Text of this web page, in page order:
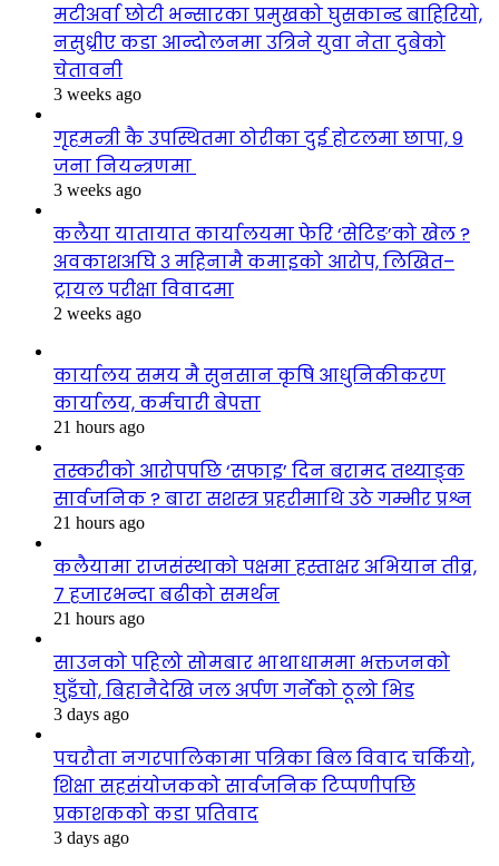
मटीअर्वा छोटी भन्सारका प्रमुखको घुसकान्ड बाहिरियो,
नसुध्रीए कडा आन्दोलनमा उत्रिने युवा नेता दुबेको
चेतावनी
3 weeks ago
गृहमन्त्री कै उपस्थितमा ठोरीका दुई होटलमा छापा, ९
जना नियन्त्रणमा
3 weeks ago
कलैया यातायात कार्यालयमा फेरि ‘सेटिङ’को खेल ?
अवकाशअघि ३ महिनामै कमाइको आरोप, लिखित–
ट्रायल परीक्षा विवादमा
2 weeks ago
कार्यालय समय मै सुनसान कृषि आधुनिकीकरण
कार्यालय, कर्मचारी बेपत्ता
21 hours ago
तस्करीको आरोपपछि ‘सफाइ’ दिन बरामद तथ्याङ्क
सार्वजनिक ? बारा सशस्त्र प्रहरीमाथि उठे गम्भीर प्रश्न
21 hours ago
कलैयामा राजसंस्थाको पक्षमा हस्ताक्षर अभियान तीव्र,
७ हजारभन्दा बढीको समर्थन
21 hours ago
साउनको पहिलो सोमबार भाथाधाममा भक्तजनको
घुइँचो, बिहानैदेखि जल अर्पण गर्नेको ठूलो भिड
3 days ago
पचरौता नगरपालिकामा पत्रिका बिल विवाद चर्कियो,
शिक्षा सहसंयोजकको सार्वजनिक टिप्पणीपछि
प्रकाशकको कडा प्रतिवाद
3 days ago